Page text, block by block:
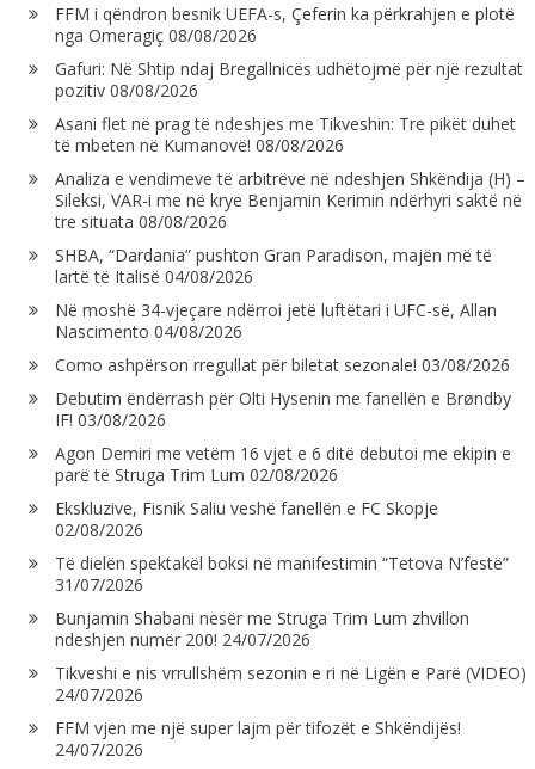
FFM i qëndron besnik UEFA-s, Çeferin ka përkrahjen e plotë
nga Omeragiç 08/08/2026
Gafuri: Në Shtip ndaj Bregallnicës udhëtojmë për një rezultat
pozitiv 08/08/2026
Asani flet në prag të ndeshjes me Tikveshin: Tre pikët duhet
të mbeten në Kumanovë! 08/08/2026
Analiza e vendimeve të arbitrëve në ndeshjen Shkëndija (H) –
Sileksi, VAR-i me në krye Benjamin Kerimin ndërhyri saktë në
tre situata 08/08/2026
SHBA, “Dardania” pushton Gran Paradison, majën më të
lartë të Italisë 04/08/2026
Në moshë 34-vjeçare ndërroi jetë luftëtari i UFC-së, Allan
Nascimento 04/08/2026
Como ashpërson rregullat për biletat sezonale! 03/08/2026
Debutim ëndërrash për Olti Hysenin me fanellën e Brøndby
IF! 03/08/2026
Agon Demiri me vetëm 16 vjet e 6 ditë debutoi me ekipin e
parë të Struga Trim Lum 02/08/2026
Ekskluzive, Fisnik Saliu veshë fanellën e FC Skopje
02/08/2026
Të dielën spektakël boksi në manifestimin “Tetova N’festë”
31/07/2026
Bunjamin Shabani nesër me Struga Trim Lum zhvillon
ndeshjen numër 200! 24/07/2026
Tikveshi e nis vrrullshëm sezonin e ri në Ligën e Parë (VIDEO)
24/07/2026
FFM vjen me një super lajm për tifozët e Shkëndijës!
24/07/2026